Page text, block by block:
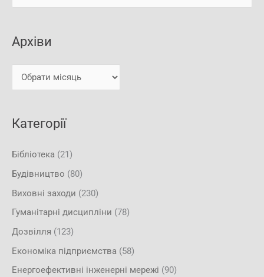
а
т
Архіви
Категорії
Бібліотека (21)
Будівництво (80)
Виховні заходи (230)
Гуманітарні дисципліни (78)
Дозвілля (123)
Економіка підприємства (58)
Енергоефективні інженерні мережі (90)